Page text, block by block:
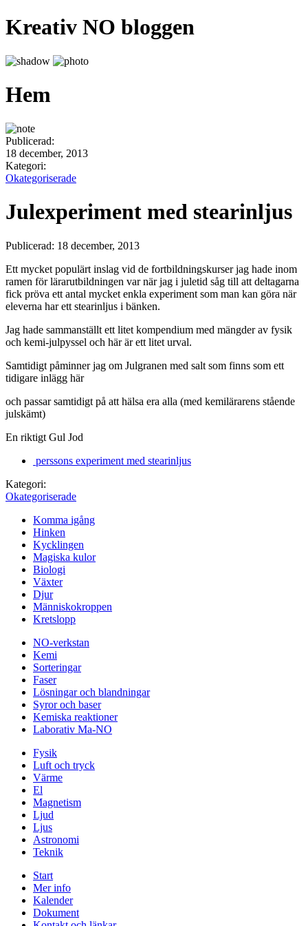
Kreativ NO bloggen
Hem
Publicerad:
18 december, 2013
Kategori:
Okategoriserade
Julexperiment med stearinljus
Publicerad: 18 december, 2013
Ett mycket populärt inslag vid de fortbildningskurser jag hade inom
ramen för lärarutbildningen var när jag i juletid såg till att deltagarna
fick pröva ett antal mycket enkla experiment som man kan göra när
eleverna har ett stearinljus i bänken.
Jag hade sammanställt ett litet kompendium med mängder av fysik
och kemi-julpyssel och här är ett litet urval.
Samtidigt påminner jag om Julgranen med salt som finns som ett
tidigare inlägg här
och passar samtidigt på att hälsa era alla (med kemilärarens stående
julskämt)
En riktigt Gul Jod
perssons experiment med stearinljus
Kategori:
Okategoriserade
Komma igång
Hinken
Kycklingen
Magiska kulor
Biologi
Växter
Djur
Människokroppen
Kretslopp
NO-verkstan
Kemi
Sorteringar
Faser
Lösningar och blandningar
Syror och baser
Kemiska reaktioner
Laborativ Ma-NO
Fysik
Luft och tryck
Värme
El
Magnetism
Ljud
Ljus
Astronomi
Teknik
Start
Mer info
Kalender
Dokument